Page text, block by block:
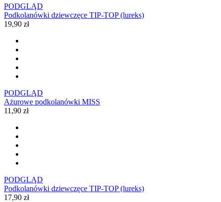
PODGLĄD
Podkolanówki dziewczęce TIP-TOP (lureks)
19,90 zł
PODGLĄD
Ażurowe podkolanówki MISS
11,90 zł
PODGLĄD
Podkolanówki dziewczęce TIP-TOP (lureks)
17,90 zł